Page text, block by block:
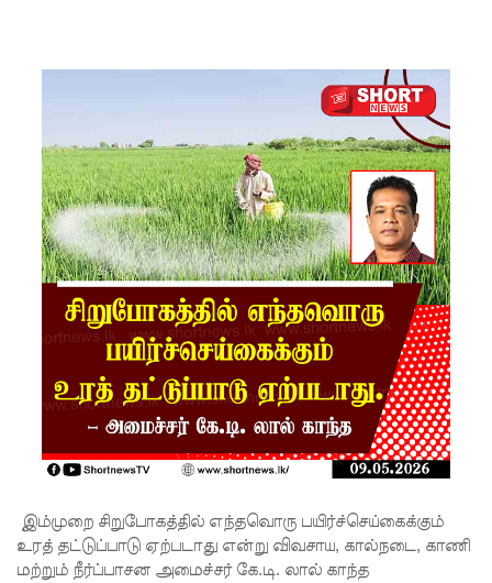
லாஃப்ஸ்
எரிவாயு
விலையிலு
ம்
மாற்றமில்
லை!
பாகுபாடற்
சேவையே
அறிவியலி
ன்
இம்முறை சிறுபோகத்தில் எந்தவொரு பயிர்ச்செய்கைக்கும்
உரத் தட்டுப்பாடு ஏற்படாது என்று விவசாய, கால்நடை, காணி
மற்றும் நீர்ப்பாசன அமைச்சர் கே.டி. லால் காந்த